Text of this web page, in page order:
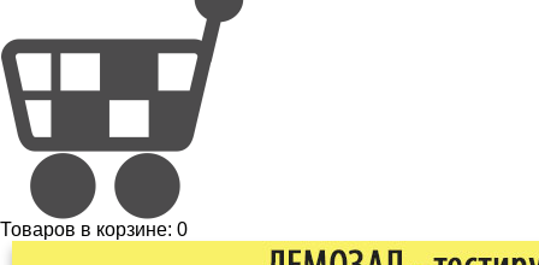
Товаров в корзине: 0